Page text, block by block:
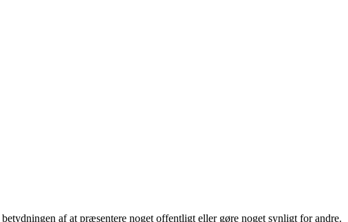
af at præsentere noget offentligt eller gøre noget synligt for andre.